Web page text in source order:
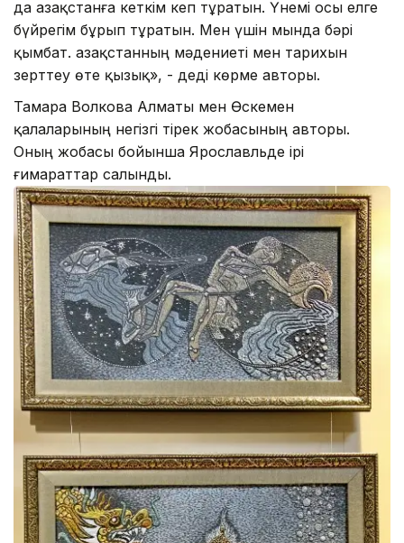
да Қазақстанға кеткім кеп тұратын. Үнемі осы елге
бүйрегім бұрып тұратын. Мен үшін мында бәрі
қымбат. Қазақстанның мәдениеті мен тарихын
зерттеу өте қызық», - деді көрме авторы.
Тамара Волкова Алматы мен Өскемен
қалаларының негізгі тірек жобасының авторы.
Оның жобасы бойынша Ярославльде ірі
ғимараттар салынды.